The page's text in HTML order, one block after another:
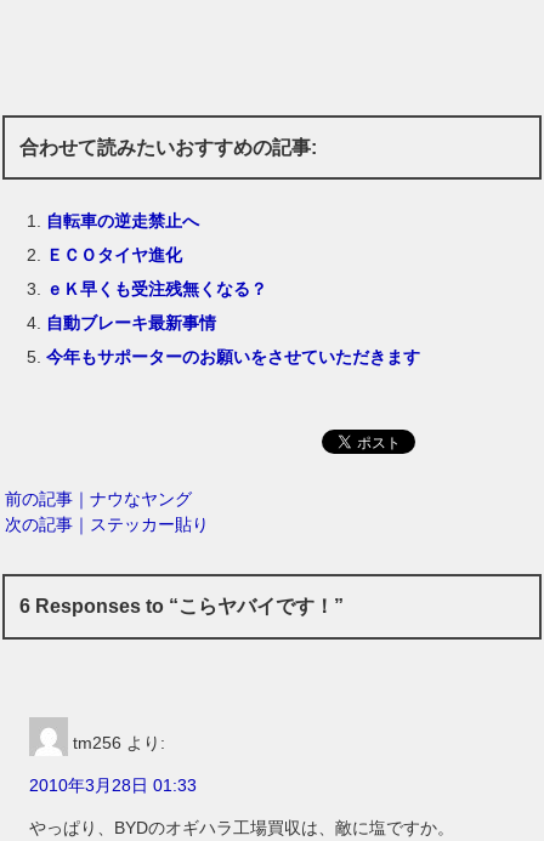
合わせて読みたいおすすめの記事:
自転車の逆走禁止へ
ＥＣＯタイヤ進化
ｅＫ早くも受注残無くなる？
自動ブレーキ最新事情
今年もサポーターのお願いをさせていただきます
前の記事｜ナウなヤング
次の記事｜ステッカー貼り
6 Responses to “こらヤバイです！”
tm256 より:
2010年3月28日 01:33
やっぱり、BYDのオギハラ工場買収は、敵に塩ですか。